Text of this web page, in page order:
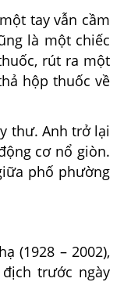
tay vẫn cầm
là một chiếc
rút ra một
hộp thuốc về
thư. Anh trở lại
cơ nổ giòn.
phố phường
(1928 – 2002),
trước ngày